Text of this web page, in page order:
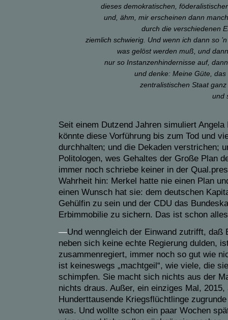
dieses demokratischen,
und, ähm, mir erscheinen dann
durch die verschiedenen
ziemlich schwierig. Und wenn ich dann so
was gelöst werden muß, und
nur so Instanzenhindernisse auf,
und denke: Meine Güte,
zentralistischen Staat
und
Seit einem Dutzend Jahren simuliert
könnte diese Vorführung bis zum Tod und
durchhalten; und die Dekaden verstrichen;
Politologen, wes Gehaltes der Große Plan
immer noch schriebe keiner in der
Wahrheit hin: Merkel hatte nie einen Plan
einen Wunsch hat sie: dem deutschen
Gehülfin zu sein und der CDU das
Erbimmobilie zu sichern. Das ist schon
—Und wenngleich der Einwand zutrifft, daß
neben sich keine echte Regierung dulden,
zusammenregiert, immer noch so gut wie
ist keineswegs „machtgeil“, wie viele, die
schimpfen. Sie macht sich nichts aus der
nichts draus. Außer, ein einziges Mal,
Hunderttausende Kriegsflüchtlinge
was. Und wollte schon ein paar Wochen